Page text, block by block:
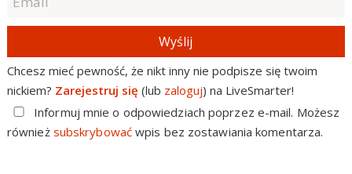
Wyślij
Chcesz mieć pewność, że nikt inny nie podpisze się twoim
nickiem? Zarejestruj się (lub zaloguj) na LiveSmarter!
Informuj mnie o odpowiedziach poprzez e-mail. Możesz
również subskrybowaćwpis bez zostawiania komentarza.